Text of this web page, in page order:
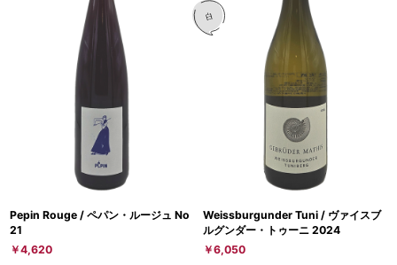
Pepin Rouge / ペパン・ルージュ No
21
￥4,620
Weissburgunder Tuni / ヴァイスブ
ルグンダー・トゥーニ 2024
￥6,050